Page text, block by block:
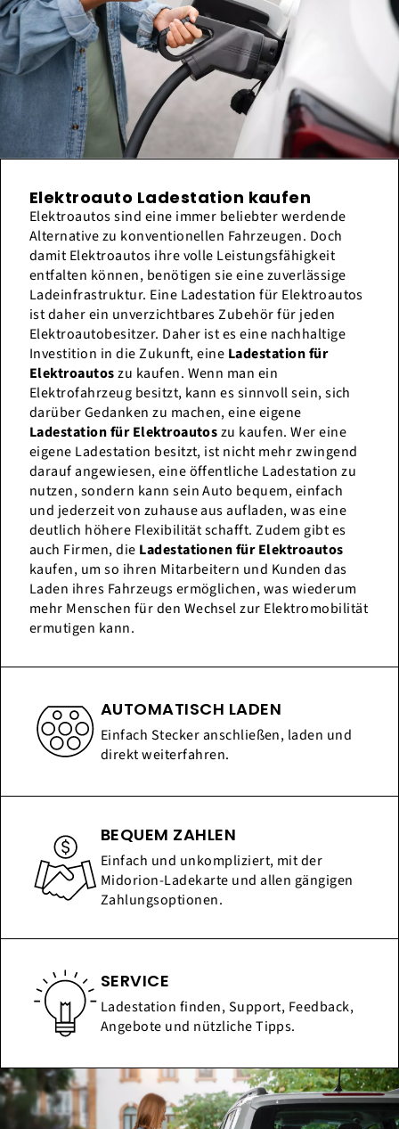
Elektroauto Ladestation kaufen
Elektroautos sind eine immer beliebter werdende
Alternative zu konventionellen Fahrzeugen. Doch
damit Elektroautos ihre volle Leistungsfähigkeit
entfalten können, benötigen sie eine zuverlässige
Ladeinfrastruktur. Eine Ladestation für Elektroautos
ist daher ein unverzichtbares Zubehör für jeden
Elektroautobesitzer. Daher ist es eine nachhaltige
Investition in die Zukunft, eine Ladestation für
Elektroautoszu kaufen. Wenn man ein
Elektrofahrzeug besitzt, kann es sinnvoll sein, sich
darüber Gedanken zu machen, eine eigene
Ladestation für Elektroautoszu kaufen. Wer eine
eigene Ladestation besitzt, ist nicht mehr zwingend
darauf angewiesen, eine öffentliche Ladestation zu
nutzen, sondern kann sein Auto bequem, einfach
und jederzeit von zuhause aus aufladen, was eine
deutlich höhere Flexibilität schafft. Zudem gibt es
auch Firmen, die Ladestationen für Elektroautos
kaufen, um so ihren Mitarbeitern und Kunden das
Laden ihres Fahrzeugs ermöglichen, was wiederum
mehr Menschen für den Wechsel zur Elektromobilität
ermutigen kann.
AUTOMATISCH LADEN
Einfach Stecker anschließen, laden und
direkt weiterfahren.
BEQUEM ZAHLEN
Einfach und unkompliziert, mit der
Midorion-Ladekarte und allen gängigen
Zahlungsoptionen.
SERVICE
Ladestation finden, Support, Feedback,
Angebote und nützliche Tipps.